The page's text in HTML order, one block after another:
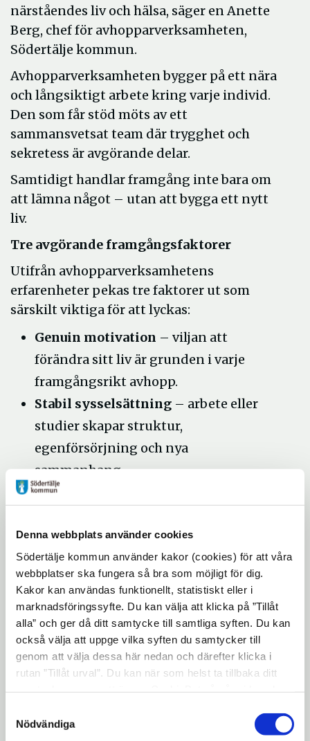
Denna webbplats använder cookies
Södertälje kommun använder kakor (cookies) för att våra
webbplatser ska fungera så bra som möjligt för dig.
Kakor kan användas funktionellt, statistiskt eller i
marknadsföringssyfte. Du kan välja att klicka på ”Tillåt
alla” och ger då ditt samtycke till samtliga syften. Du kan
också välja att uppge vilka syften du samtycker till
genom att välja dessa här nedan och därefter klicka i
rutan ”Tillåt urval”. Du kan när som helst ta tillbaka ditt
"Visa detaljer" kan du läsa om hur kakorna används och
Nödvändiga
närståendes liv och hälsa, säger en Anette
Berg, chef för avhopparverksamheten,
Södertälje kommun.
Avhopparverksamheten bygger på ett nära
och långsiktigt arbete kring varje individ.
Den som får stöd möts av ett
sammansvetsat team där trygghet och
sekretess är avgörande delar.
Samtidigt handlar framgång inte bara om
att lämna något – utan att bygga ett nytt
liv.
Tre avgörande framgångsfaktorer
Utifrån avhopparverksamhetens
erfarenheter pekas tre faktorer ut som
särskilt viktiga för att lyckas:
Genuin motivation – viljan att
förändra sitt liv är grunden i varje
framgångsrikt avhopp.
Stabil sysselsättning – arbete eller
studier skapar struktur,
egenförsörjning och nya
sammanhang.
Lokal samordning från start till
följer individen genom hela processen,
bygger relation och säkerställer att
rätt stöd ges.
Erfarenheten visar att just kombinationen
av individuellt stöd och strukturella
förutsättningar är avgörande. För många
innebär insatsen inte bara att lämna
kriminalitet – utan också att skapa en
trygghet.